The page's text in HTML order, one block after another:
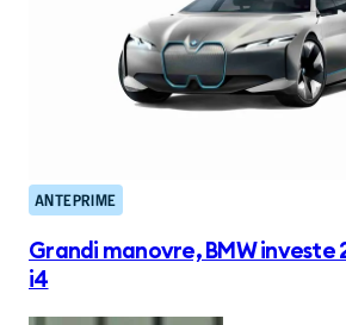
ANTEPRIME
Grandi manovre, BMW investe
i4